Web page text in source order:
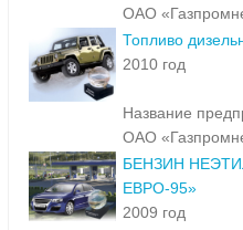
ОАО
Топливо
2010 год
Название
ОАО
БЕНЗИН
ЕВРО-95»
2009 год